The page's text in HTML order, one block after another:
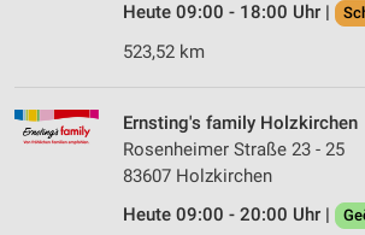
Heute 09:00 - 18:00 Uhr |
523,52 km
Ernsting's family Holzkirchen
Rosenheimer Straße 23 - 25
83607 Holzkirchen
Heute 09:00 - 20:00 Uhr |